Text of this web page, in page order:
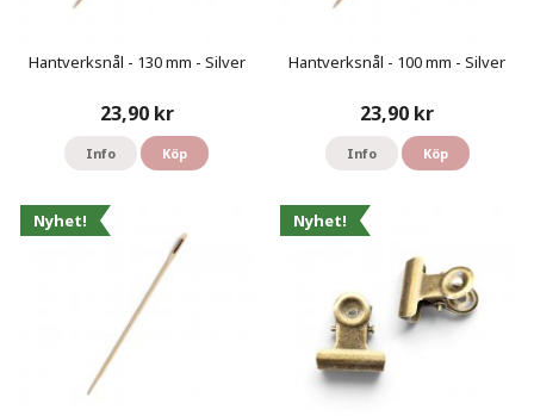
Hantverksnål - 130 mm - Silver
23,90 kr
Info Köp
Hantverksnål - 100 mm - Silver
23,90 kr
Info Köp
Nyhet! Nyhet!